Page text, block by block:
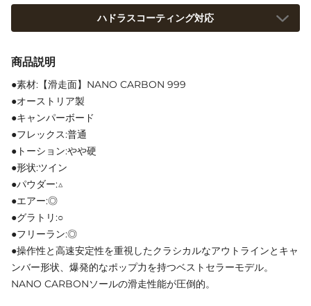
ハドラスコーティング対応
商品説明
●素材:【滑走面】NANO CARBON 999
●オーストリア製
●キャンパーボード
●フレックス:普通
●トーション:やや硬
●形状:ツイン
●パウダー:△
●エアー:◎
●グラトリ:○
●フリーラン:◎
●操作性と高速安定性を重視したクラシカルなアウトラインとキャ
ンバー形状、爆発的なポップ力を持つベストセラーモデル。
NANO CARBONソールの滑走性能が圧倒的。